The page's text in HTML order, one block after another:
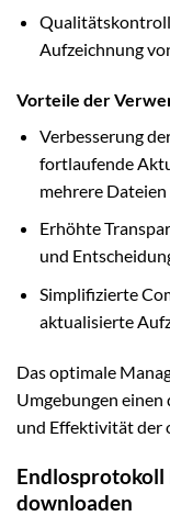
Aufzeichnung
Vorteile der
Verbesserung
fortlaufende
mehrere Dateien
Erhöhte
und
Simplifizierte
aktualisierte
Das optimale
Umgebungen
und Effektivität der
Endlosprotokoll
downloaden